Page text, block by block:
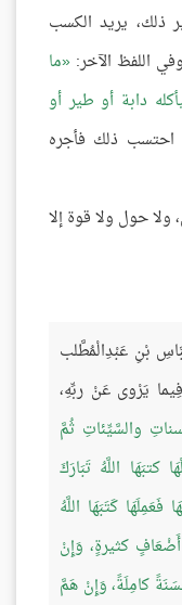
ذلك، يريد الكسب
اللفظ الآخر: ما
دابة أو طير أو
احتسب ذلك فأجره
ولا حول ولا قوة إلا
عبَّاسِ بْنِ عَبْدِالْمُطَّلب
يَرْوى عَنْ ربِّهِ،
والسَّيِّئاتِ ثُمَّ
اللَّهُ تَبَارَكَ
كَتَبَهَا اللَّهُ
كثيرةٍ، وَإِنْ
كامِلَةً، وَإِنْ هَمَّ